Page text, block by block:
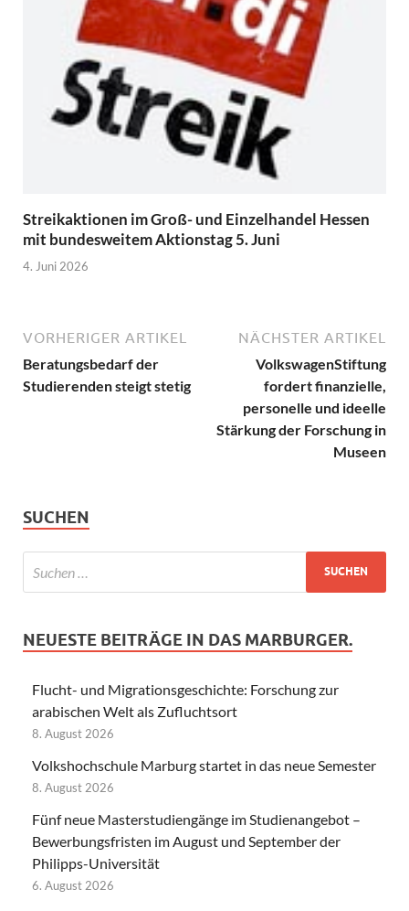
Streikaktionen im Groß- und Einzelhandel Hessen
mit bundesweitem Aktionstag 5. Juni
4. Juni 2026
VORHERIGER ARTIKEL
Beratungsbedarf der
Studierenden steigt stetig
NÄCHSTER ARTIKEL
VolkswagenStiftung
fordert finanzielle,
personelle und ideelle
Stärkung der Forschung in
Museen
SUCHEN
NEUESTE BEITRÄGE IN DAS MARBURGER.
Flucht- und Migrationsgeschichte: Forschung zur
arabischen Welt als Zufluchtsort
8. August 2026
Volkshochschule Marburg startet in das neue Semester
8. August 2026
Fünf neue Masterstudiengänge im Studienangebot –
Bewerbungsfristen im August und September der
Philipps-Universität
6. August 2026